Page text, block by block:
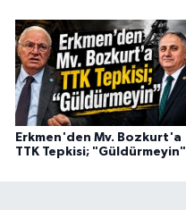
Erkmen'den Mv. Bozkurt'a
TTK Tepkisi; "Güldürmeyin"